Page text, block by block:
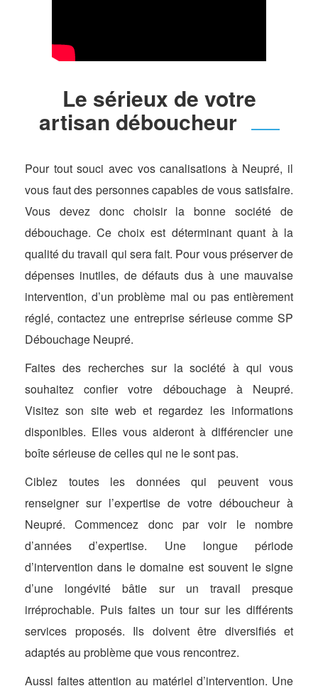
Le sérieux de votre
artisan déboucheur
Pour tout souci avec vos canalisations à Neupré, il
vous faut des personnes capables de vous satisfaire.
Vous devez donc choisir la bonne société de
débouchage. Ce choix est déterminant quant à la
qualité du travail qui sera fait. Pour vous préserver de
dépenses inutiles, de défauts dus à une mauvaise
intervention, d’un problème mal ou pas entièrement
réglé, contactez une entreprise sérieuse comme SP
Débouchage Neupré.
Faites des recherches sur la société à qui vous
souhaitez confier votre débouchage à Neupré.
Visitez son site web et regardez les informations
disponibles. Elles vous aideront à différencier une
boîte sérieuse de celles qui ne le sont pas.
Ciblez toutes les données qui peuvent vous
renseigner sur l’expertise de votre déboucheur à
Neupré. Commencez donc par voir le nombre
d’années d’expertise. Une longue période
d’intervention dans le domaine est souvent le signe
d’une longévité bâtie sur un travail presque
irréprochable. Puis faites un tour sur les différents
services proposés. Ils doivent être diversifiés et
adaptés au problème que vous rencontrez.
Aussi faites attention au matériel d’intervention. Une